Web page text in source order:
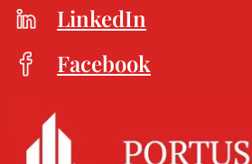
LinkedIn
Facebook